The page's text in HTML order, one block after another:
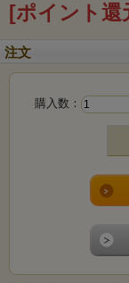
[ポイント
注文
購入数：